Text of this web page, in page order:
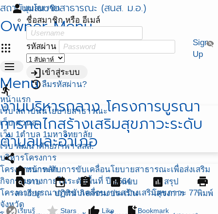
สถาบันนโยบายสาธารณะ (สนส. ม.อ.)
Owner Menu
apps
personมุมสมาชิก
ชื่อสมาชิก หรือ อีเมล์
รหัสผ่าน visibility_off
loginเข้าสู่ระบบ
restoreลืมรหัสผ่าน?
Sign
Up
menu
Menu
หน้าแรก
เว็บ สถาบันนโยบายสาธารณะ
เว็บ ศวนส.
เว็บ 1ตำบล 1มหาวิทยาลัย
เว็บ พัฒนาศักยภาพฯ สสส.
บริหารโครงการ
โครงการยกระดับการขับเคลื่อนโยบายสาธารณะเพื่อส่งเสริม
กิจกรรมทางกายในระดับพื้นที่ ปี 2564
โครงการ บูรณาการขับเคลื่อนงานสร้างเสริมสุขภาวะ 77
จังหวัด
directions_run
งานบริหารกลาง โครงการบูรณา
การกลไกสร้างเสริมสุขภาวะระดับ
ตำบลและอำเภอ
share
homeหน้าหลัก
find_in_pageราย
ละเอียด
event
ปฏิทิน
assignment
กิจกรรม
assessmentแบบ
ประเมิน
assessment สรุป
โครงการ
print
พิมพ์
เรียนรู้ Stars Like Bookmark